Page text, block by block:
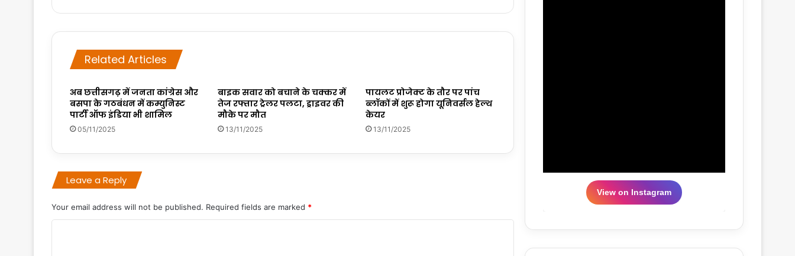
Related Articles
अब छत्तीसगढ़ में जनता कांग्रेस और
बसपा के गठबंधन में कम्युनिस्ट
पार्टी ऑफ इंडिया भी शामिल
05/11/2025
बाइक सवार को बचाने के चक्कर में
तेज रफ्तार ट्रेलर पलटा, ड्राइवर की
मौके पर मौत
13/11/2025
पायलट प्रोजेक्ट के तौर पर पांच
ब्लॉकों में शुरू होगा यूनिवर्सल हेल्थ
केयर
13/11/2025
Leave a Reply
Your email address will not be published. Required fields are marked *
View on Instagram